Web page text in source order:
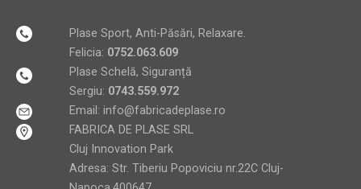
Plase Sport, Anti-Păsări, Relaxare.
Felicia: 0752.063.609
Plase Schelă, Siguranță
Sergiu: 0743.559.972
Email: info@fabricadeplase.ro
FABRICA DE PLASE SRL
Cluj Innovation Park
Adresa: Str. Tiberiu Popoviciu nr.22C Cluj-